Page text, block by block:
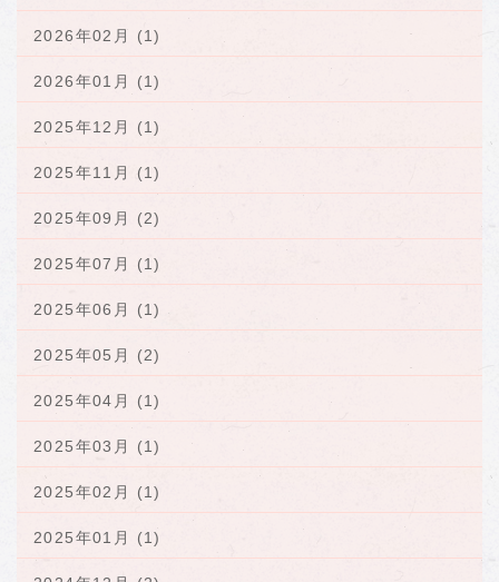
2026年02月 (1)
2026年01月 (1)
2025年12月 (1)
2025年11月 (1)
2025年09月 (2)
2025年07月 (1)
2025年06月 (1)
2025年05月 (2)
2025年04月 (1)
2025年03月 (1)
2025年02月 (1)
2025年01月 (1)